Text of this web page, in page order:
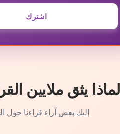
اشترك
لماذا يثق ملايين
إليك بعض آراء قراءنا حول